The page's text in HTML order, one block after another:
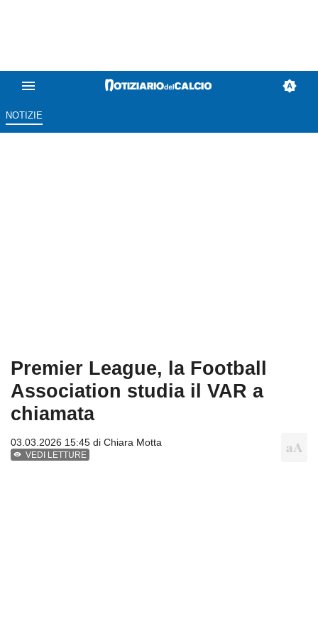
NOTIZIE
Premier League, la Football
Association studia il VAR a
chiamata
03.03.2026 15:45 di Chiara Motta
VEDI LETTURE